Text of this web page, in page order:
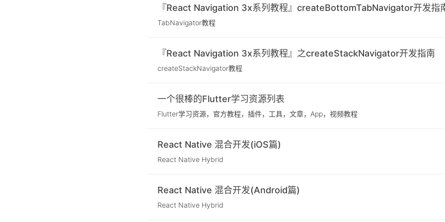
『React Navigation 3x系列教程』createBottomTabNavigator开发指
TabNavigator教程
『React Navigation 3x系列教程』之createStackNavigator开发指南
createStackNavigator教程
一个很棒的Flutter学习资源列表
Flutter学习资源，官方教程，插件，工具，文章，App，视频教程
React Native 混合开发(iOS篇)
React Native Hybrid
React Native 混合开发(Android篇)
React Native Hybrid